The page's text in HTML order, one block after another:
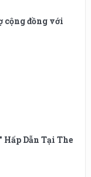
cộng đồng với
Dẫn Tại The